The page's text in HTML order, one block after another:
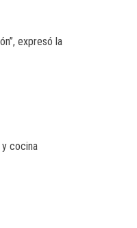
expresó la
cocina